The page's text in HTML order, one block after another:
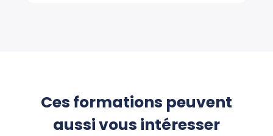
Ces formations peuvent
aussi vous intéresser